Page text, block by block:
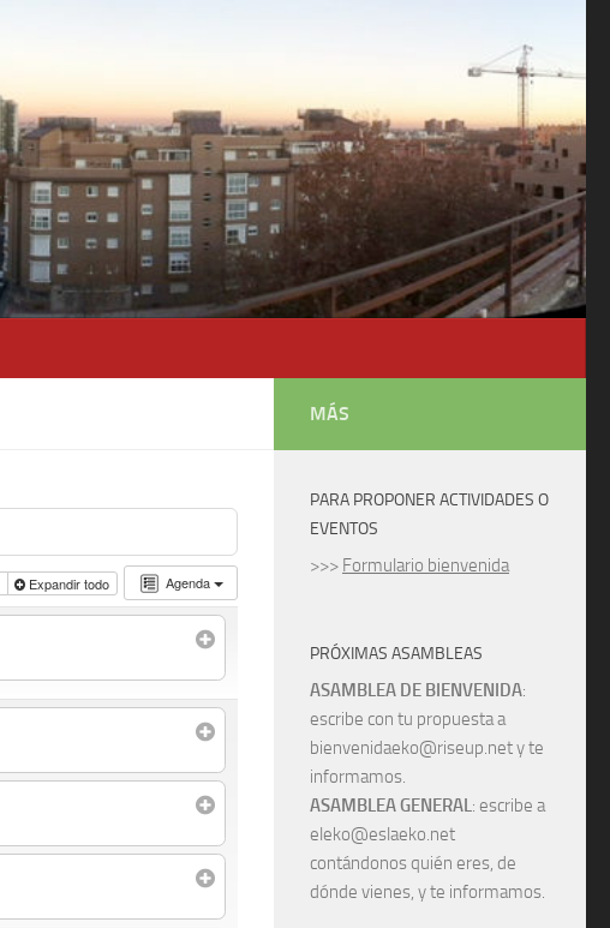
Agenda
Expandir todo
MÁS
PARA PROPONER ACTIVIDADES O
EVENTOS
>>> Formulario bienvenida
PRÓXIMAS ASAMBLEAS
ASAMBLEA DE BIENVENIDA:
escribe con tu propuesta a
bienvenidaeko@riseup.net y te
informamos.
ASAMBLEA GENERAL: escribe a
eleko@eslaeko.net
contándonos quién eres, de
dónde vienes, y te informamos.